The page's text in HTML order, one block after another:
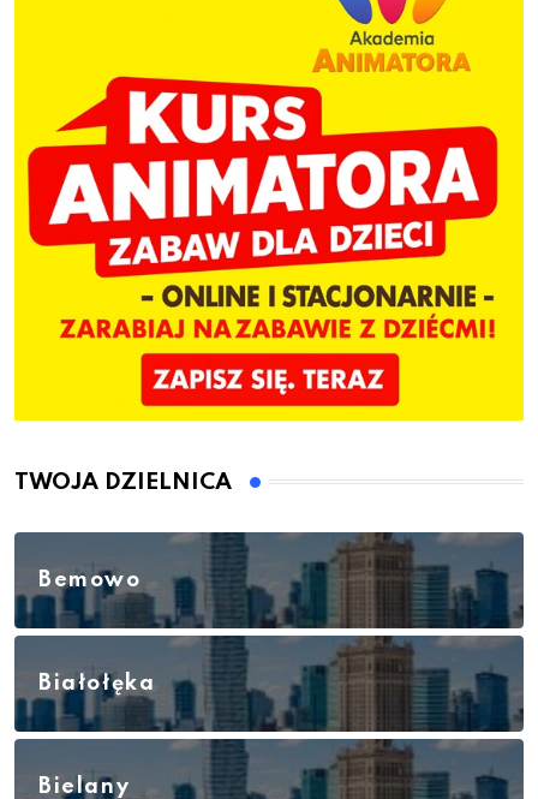
TWOJA DZIELNICA
Bemowo
Białołęka
Bielany